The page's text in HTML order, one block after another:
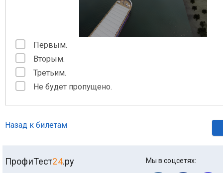
Первым.
Вторым.
Третьим.
Не будет пропущено.
Назад к билетам
ПрофиТест24.ру Мы в соцсетях: